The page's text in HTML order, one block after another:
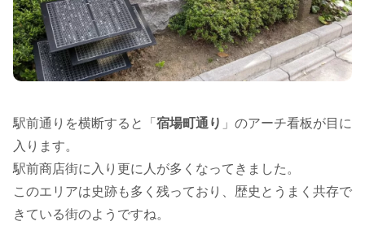
駅前通りを横断すると「 宿場町通り 」のアーチ看板が目に
入ります。
駅前商店街に入り更に人が多くなってきました。
このエリアは史跡も多く残っており、歴史とうまく共存で
きている街のようですね。